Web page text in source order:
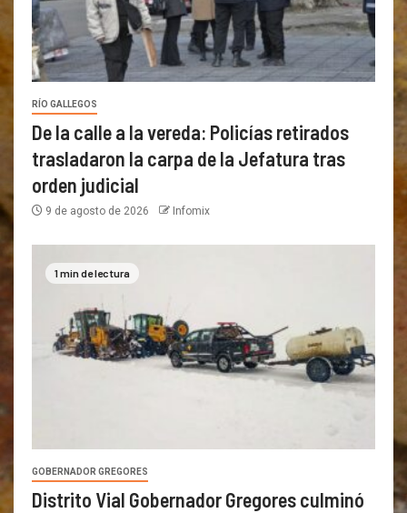
RÍO GALLEGOS
De la calle a la vereda: Policías retirados
trasladaron la carpa de la Jefatura tras
orden judicial
9 de agosto de 2026 Infomix
1 min de lectura
GOBERNADOR GREGORES
Distrito Vial Gobernador Gregores culminó